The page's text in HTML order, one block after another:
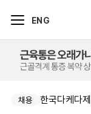
ENG
채용 한국다케다